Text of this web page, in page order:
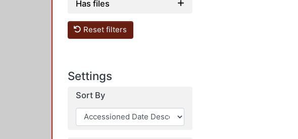
Has files
Reset filters
Settings
Sort By